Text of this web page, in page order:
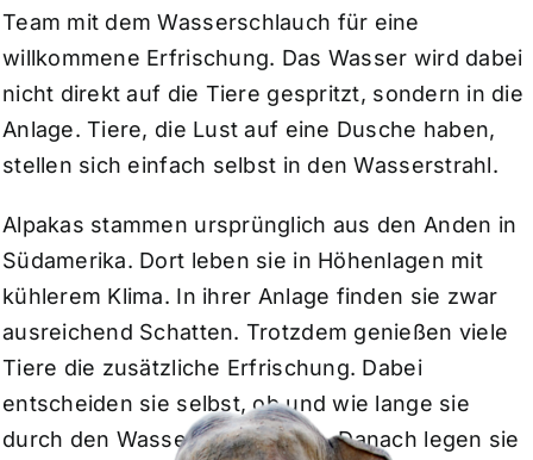
Team mit dem Wasserschlauch für eine
willkommene Erfrischung. Das Wasser wird dabei
nicht direkt auf die Tiere gespritzt, sondern in die
Anlage. Tiere, die Lust auf eine Dusche haben,
stellen sich einfach selbst in den Wasserstrahl.
Alpakas stammen ursprünglich aus den Anden in
Südamerika. Dort leben sie in Höhenlagen mit
kühlerem Klima. In ihrer Anlage finden sie zwar
ausreichend Schatten. Trotzdem genießen viele
Tiere die zusätzliche Erfrischung. Dabei
entscheiden sie selbst, ob und wie lange sie
durch den Wasserstrahl laufen. Danach legen sie